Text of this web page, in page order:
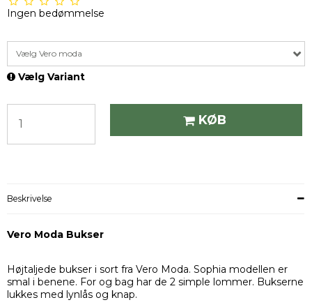
Ingen bedømmelse
Vælg Vero moda
Vælg Variant
KØB
Beskrivelse
Vero Moda Bukser
Højtaljede bukser i sort fra Vero Moda. Sophia modellen er
smal i benene. For og bag har de 2 simple lommer. Bukserne
lukkes med lynlås og knap.